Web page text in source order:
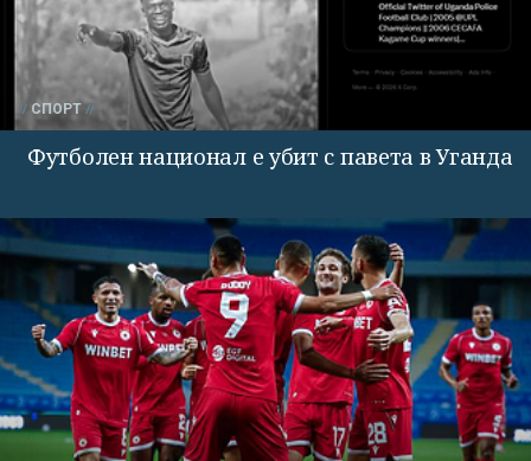
СПОРТ
Футболен национал е убит с павета в Уганда